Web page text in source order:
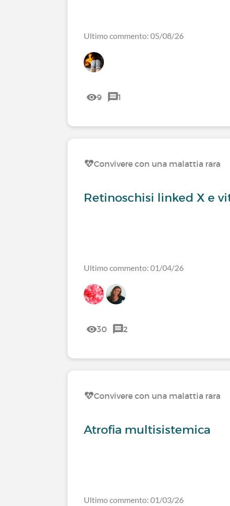
Ultimo commento: 05/08/26
9 1
Convivere con una malattia rara
Retinoschisi linked X e
Ultimo commento: 01/04/26
30 2
Convivere con una malattia rara
Atrofia multisistemica
Ultimo commento: 01/03/26